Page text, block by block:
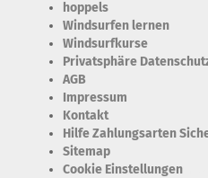
hoppels
Windsurfen lernen
Windsurfkurse
Privatsphäre
AGB
Impressum
Kontakt
Hilfe Zahlungsarten
Sitemap
Cookie Einstellungen